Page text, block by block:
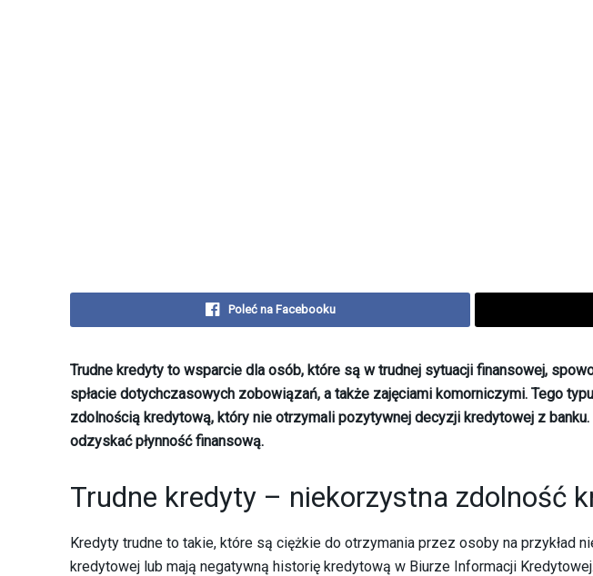
Poleć na Facebooku
Trudne kredyty to wsparcie dla osób, które są w trudnej sytuacji finansowej,
spłacie dotychczasowych zobowiązań, a także zajęciami komorniczymi. Tego
zdolnością kredytową, który nie otrzymali pozytywnej decyzji kredytowej z
odzyskać płynność finansową.
Trudne kredyty – niekorzystna zdolność
Kredyty trudne to takie, które są ciężkie do otrzymania przez osoby na przykład
kredytowej lub mają negatywną historię kredytową w Biurze Informacji